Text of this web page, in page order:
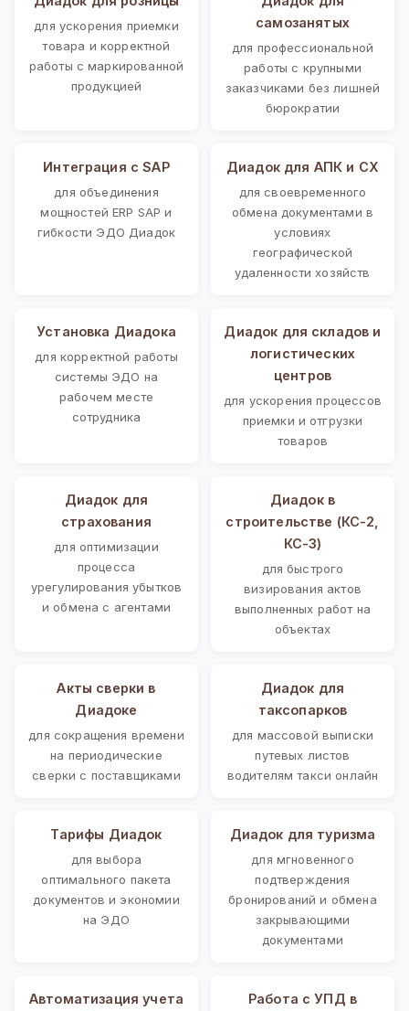
для ускорения приемки
товара и корректной
работы с маркированной
продукцией
самозанятых
для профессиональной
работы с крупными
заказчиками без лишней
бюрократии
Интеграция с SAP
для объединения
мощностей ERP SAP и
гибкости ЭДО Диадок
Диадок для АПК и СХ
для своевременного
обмена документами в
условиях
географической
удаленности хозяйств
Установка Диадока
для корректной работы
системы ЭДО на
рабочем месте
сотрудника
Диадок для складов и
логистических
центров
для ускорения процессов
приемки и отгрузки
товаров
Диадок для
страхования
для оптимизации
процесса
урегулирования убытков
и обмена с агентами
Диадок в
строительстве (КС-2,
КС-3)
для быстрого
визирования актов
выполненных работ на
объектах
Акты сверки в
Диадоке
для сокращения времени
на периодические
сверки с поставщиками
Диадок для
таксопарков
для массовой выписки
путевых листов
водителям такси онлайн
Тарифы Диадок
для выбора
оптимального пакета
документов и экономии
на ЭДО
Диадок для туризма
для мгновенного
подтверждения
бронирований и обмена
закрывающими
документами
Автоматизация учета
Работа с УПД в